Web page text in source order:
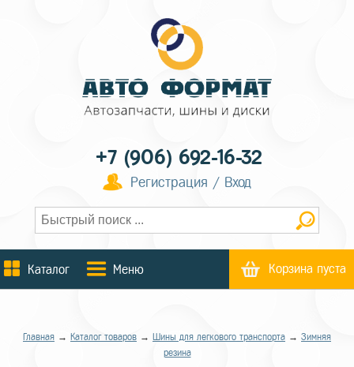
+7 (906) 692-16-32
Регистрация / Вход
Каталог Меню Корзина пуста
Главная → Каталог товаров → Шины для легкового транспорта → Зимняя
резина